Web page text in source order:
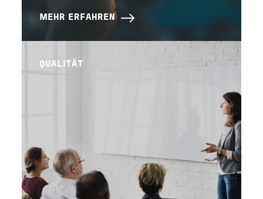
MEHR ERFAHREN
QUALITÄT